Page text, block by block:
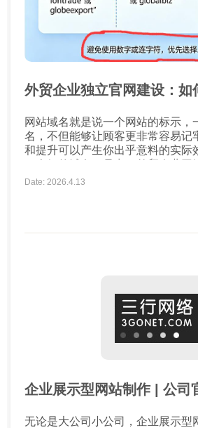
外贸企业独立官网建设：如
网站域名就是说一个网站的标示，
名，不但能够让顾客更非常容易记
和提升可以产生你出乎意料的实际
步。 那麼外贸公司怎样去挑选域名？ 外贸企业独立官
是你的公司是一家大企业，在世界
气得话，提议域名挑选企业名字或
Date: 2026.4.13
企业展示型网站制作 | 公司
无论是大公司小公司，企业展示型